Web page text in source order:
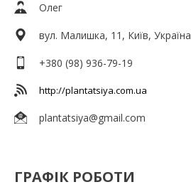
Олег
вул. Малишка, 11, Київ, Україна
+380 (98) 936-79-19
http://plantatsiya.com.ua
plantatsiya@gmail.com
ГРАФІК РОБОТИ